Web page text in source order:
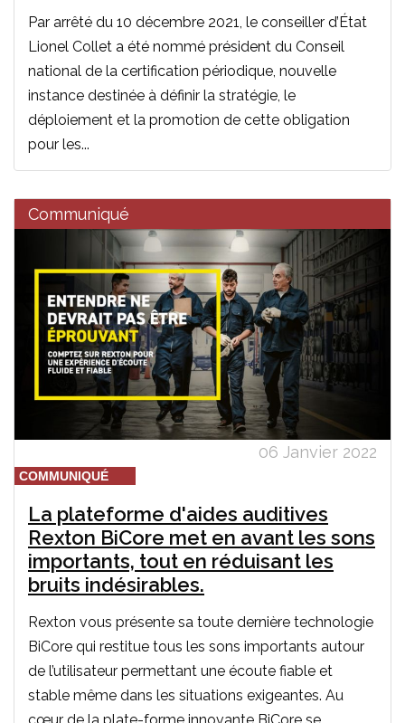
Par arrêté du 10 décembre 2021, le conseiller d’État
Lionel Collet a été nommé président du Conseil
national de la certification périodique, nouvelle
instance destinée à définir la stratégie, le
déploiement et la promotion de cette obligation
pour les...
Communiqué
06 Janvier 2022
COMMUNIQUÉ
La plateforme d'aides auditives
Rexton BiCore met en avant les sons
importants, tout en réduisant les
bruits indésirables.
Rexton vous présente sa toute dernière technologie
BiCore qui restitue tous les sons importants autour
de l’utilisateur permettant une écoute fiable et
stable même dans les situations exigeantes. Au